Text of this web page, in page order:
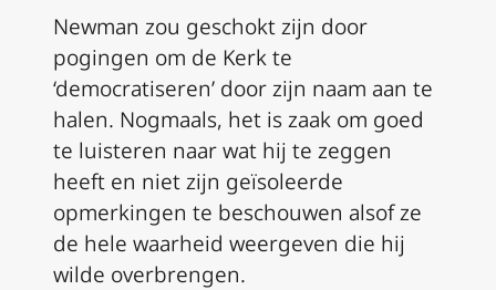
Newman zou geschokt zijn door
pogingen om de Kerk te
‘democratiseren’ door zijn naam aan te
halen. Nogmaals, het is zaak om goed
te luisteren naar wat hij te zeggen
heeft en niet zijn geïsoleerde
opmerkingen te beschouwen alsof ze
de hele waarheid weergeven die hij
wilde overbrengen.